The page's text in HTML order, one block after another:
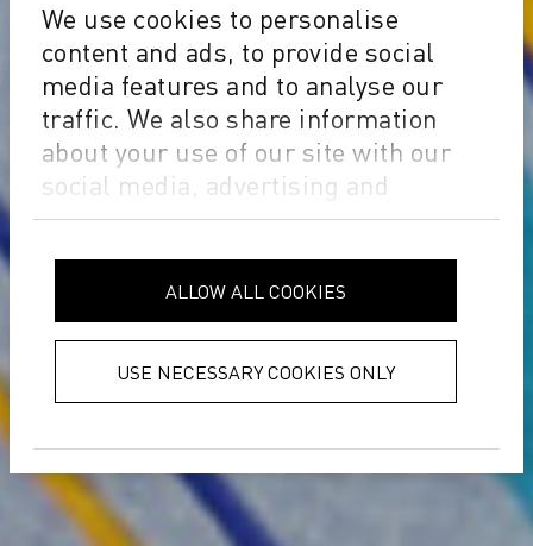
We use cookies to personalise
content and ads, to provide social
media features and to analyse our
traffic. We also share information
about your use of our site with our
social media, advertising and
analytics partners who may combine
it with other information that you’ve
provided to them or that they’ve
collected from your use of their
services.
ALLOW ALL COOKIES
USE NECESSARY COOKIES ONLY